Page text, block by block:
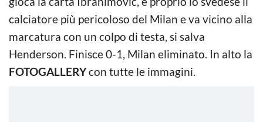
calciatore più pericoloso del Milan e va vicino alla
marcatura con un colpo di testa, si salva
Henderson. Finisce 0-1, Milan eliminato. In alto la
FOTOGALLERYcon tutte le immagini.